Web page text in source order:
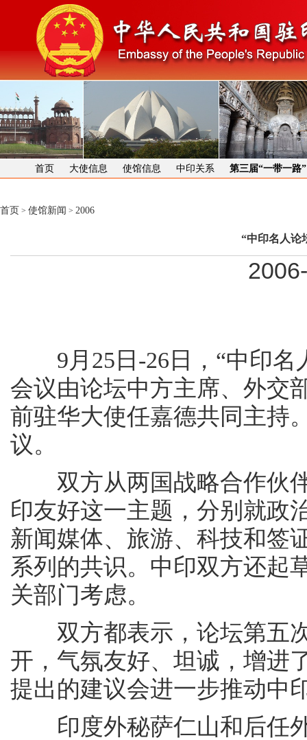
首页 大使信息 使馆信息 中印关系 第三届“一带一路
首页 > 使馆新闻 > 2006
“中印名人论
9月25日-26日，“中印名
会议由论坛中方主席、外交
前驻华大使任嘉德共同主持
议。
双方从两国战略合作伙伴
印友好这一主题，分别就政
新闻媒体、旅游、科技和签
系列的共识。中印双方还起
关部门考虑。
双方都表示，论坛第五次
开，气氛友好、坦诚，增进
提出的建议会进一步推动中
印度外秘萨仁山和后任外